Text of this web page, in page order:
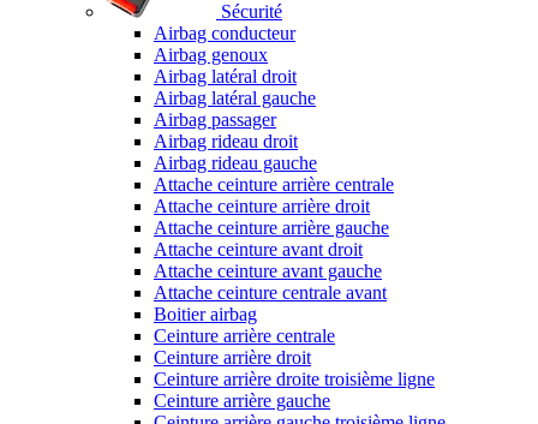
Sécurité
Airbag conducteur
Airbag genoux
Airbag latéral droit
Airbag latéral gauche
Airbag passager
Airbag rideau droit
Airbag rideau gauche
Attache ceinture arrière centrale
Attache ceinture arrière droit
Attache ceinture arrière gauche
Attache ceinture avant droit
Attache ceinture avant gauche
Attache ceinture centrale avant
Boitier airbag
Ceinture arrière centrale
Ceinture arrière droit
Ceinture arrière droite troisième ligne
Ceinture arrière gauche